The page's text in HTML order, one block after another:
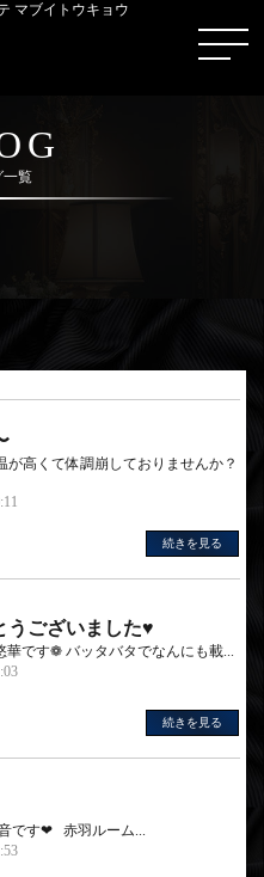
マブイトウキョウ
一覧
が高くて体調崩しておりませんか？
続きを見る
うございました♥
華です❁︎ バッタバタでなんにも載...
続きを見る
です❤︎‬ 赤羽ルーム...